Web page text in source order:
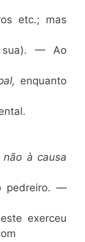
etc.; mas
— Ao
enquanto
à causa
pedreiro. —
exerceu